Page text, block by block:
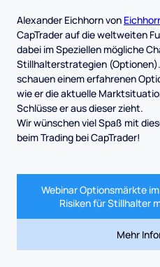
Alexander Eichhorn von
CapTrader auf die weltweiten
dabei im Speziellen mögliche
Stillhalterstrategien
schauen einem erfahrenen
wie er die aktuelle
Schlüsse er aus dieser zieht. ​​​​​​​
Wir wünschen viel Spaß mit
beim Trading bei CapTrader!
Webinar Optionsmärkte
Risiken für Stillhalter
Mehr